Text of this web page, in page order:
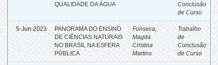
QUALIDADE DA ÁGUA
Conclusão
de Curso
5-Jun-2023
PANORAMA DO ENSINO
DE CIÊNCIAS NATURAIS
NO BRASIL NA ESFERA
PÚBLICA
Fonseca,
Magda
Cristina
Martins
Trabalho
de
Conclusão
de Curso